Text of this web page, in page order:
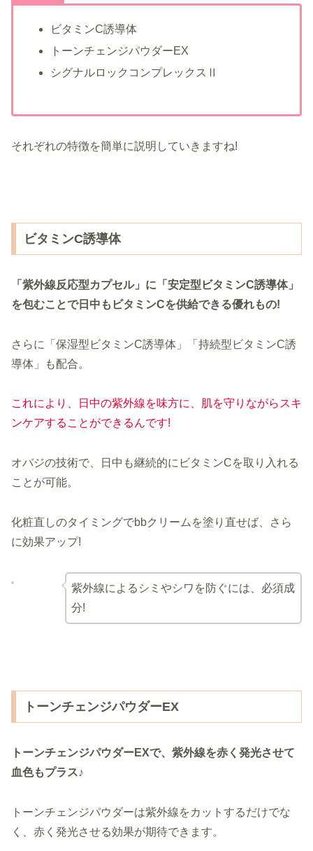
ビタミンC誘導体
トーンチェンジパウダーEX
シグナルロックコンプレックスⅡ
それぞれの特徴を簡単に説明していきますね!
ビタミンC誘導体
「紫外線反応型カプセル」に「安定型ビタミンC誘導体」
を包むことで日中もビタミンCを供給できる優れもの!
さらに「保湿型ビタミンC誘導体」「持続型ビタミンC誘
導体」も配合。
これにより、日中の紫外線を味方に、肌を守りながらスキ
ンケアすることができるんです!
オバジの技術で、日中も継続的にビタミンCを取り入れる
ことが可能。
化粧直しのタイミングでbbクリームを塗り直せば、さら
に効果アップ!
紫外線によるシミやシワを防ぐには、必須成
分!
トーンチェンジパウダーEX
トーンチェンジパウダーEXで、紫外線を赤く発光させて
血色もプラス♪
トーンチェンジパウダーは紫外線をカットするだけでな
く、赤く発光させる効果が期待できます。